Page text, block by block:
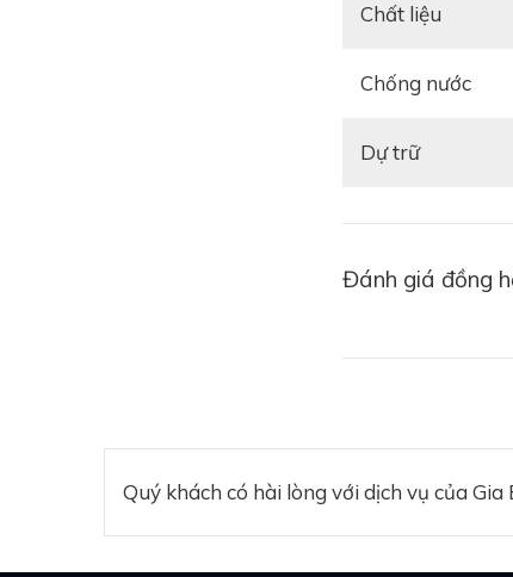
Chất liệu
Chống nước
Dự trữ
Đánh giá đồng
Quý khách có hài lòng với dịch vụ của Gia